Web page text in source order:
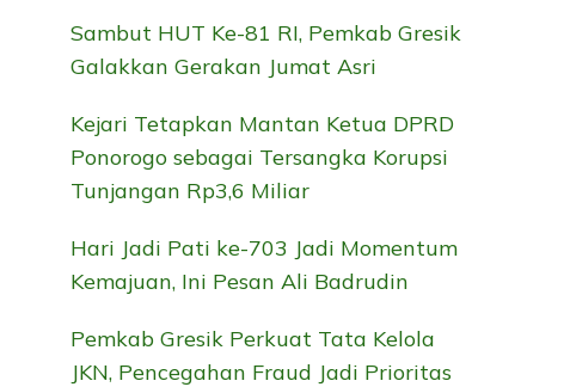
Sambut HUT Ke-81 RI, Pemkab Gresik
Galakkan Gerakan Jumat Asri
Kejari Tetapkan Mantan Ketua DPRD
Ponorogo sebagai Tersangka Korupsi
Tunjangan Rp3,6 Miliar
Hari Jadi Pati ke-703 Jadi Momentum
Kemajuan, Ini Pesan Ali Badrudin
Pemkab Gresik Perkuat Tata Kelola
JKN, Pencegahan Fraud Jadi Prioritas